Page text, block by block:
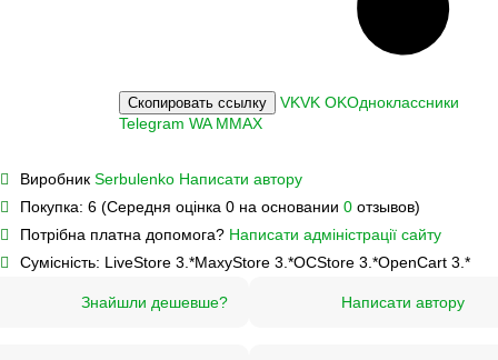
Скопировать ссылку VKVK OKОдноклассники
Telegram WA MMAX
Виробник Serbulenko Написати автору
Покупка: 6 (Середня оцінка 0 на основании 0 отзывов)
Потрібна платна допомога? Написати адміністрації сайту
Сумісність: LiveStore 3.*MaxyStore 3.*OCStore 3.*OpenCart 3.*
Знайшли дешевше? Написати автору